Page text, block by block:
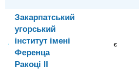
Закарпатський
угорський
інститут імені
Ференца
Ракоці ІІ
є